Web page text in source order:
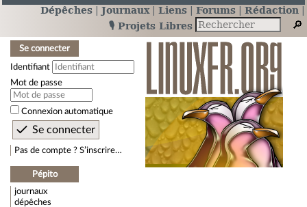
Dépêches Journaux Liens Forums
Rédaction
🎙️ Projets Libres
Se connecter
Identifiant
Mot de passe
Connexion automatique
Pas de compte ? S’inscrire…
Pépito
journaux
dépêches